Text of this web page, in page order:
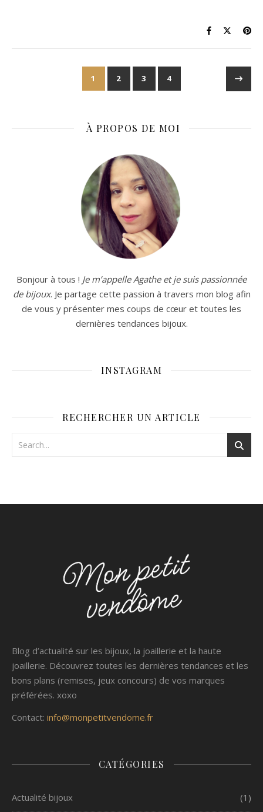
1 2 3 4
À PROPOS DE MOI
Bonjour à tous ! Je m’appelle Agathe et je suis passionnée
de bijoux. Je partage cette passion à travers mon blog afin
de vous y présenter mes coups de cœur et toutes les
dernières tendances bijoux.
INSTAGRAM
RECHERCHER UN ARTICLE
Blog d’actualité sur les bijoux, la joaillerie et la haute
joaillerie. Découvrez toutes les dernières tendances et les
bons plans (remises, jeux concours) de vos marques
préférées. xoxo
Contact: info@monpetitvendome.fr
CATÉGORIES
Actualité bijoux (1)